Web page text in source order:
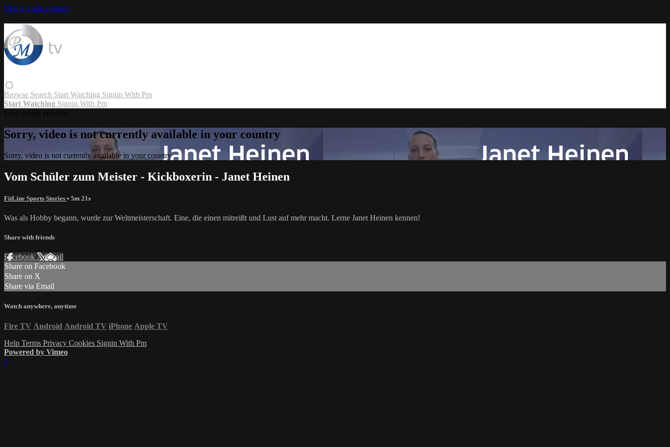
Skip to main content
Browse Search Start Watching Signin With Pm
Start Watching Signin With Pm
Sorry, video is not currently available in your country
Sorry, video is not currently available in your country
Vom Schüler zum Meister - Kickboxerin - Janet Heinen
FitLine Sports Stories • 5m 21s
Was als Hobby begann, wurde zur Weltmeisterschaft. Eine, die einen mitreißt und Lust auf mehr macht. Lerne Janet Heinen kennen!
Share with friends
Facebook XEmail
Share on Facebook
Share on X
Share via Email
Watch anywhere, anytime
Fire TV Android Android TV iPhone Apple TV
Help Terms Privacy Cookies Signin With Pm
Powered by Vimeo
×